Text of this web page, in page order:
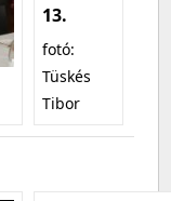
13.
fotó:
Tüskés
Tibor